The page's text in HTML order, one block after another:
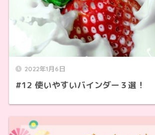
2022年1月6日
#12 使いやすいバインダー３選！